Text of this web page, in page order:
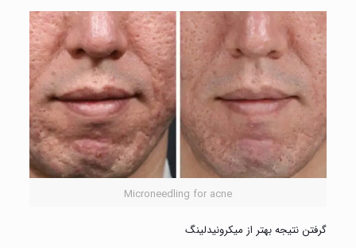
Microneedling for acne
گرفتن نتیجه بهتر از میکرونیدلینگ